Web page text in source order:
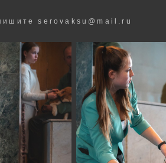
serovaksu@mail.ru